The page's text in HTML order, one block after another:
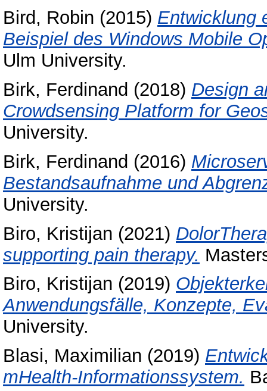
Bird, Robin (2015) Entwicklung
Beispiel des Windows Mobile
Ulm University.
Birk, Ferdinand (2018) Design
Crowdsensing Platform for
University.
Birk, Ferdinand (2016)
Bestandsaufnahme und
University.
Biro, Kristijan (2021)
supporting pain therapy.
Biro, Kristijan (2019)
Anwendungsfälle, Konzepte,
University.
Blasi, Maximilian (2019)
mHealth-Informationssystem.